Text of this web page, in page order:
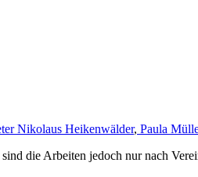
Nikolaus Heikenwälder, Paula
die Arbeiten jedoch nur nach